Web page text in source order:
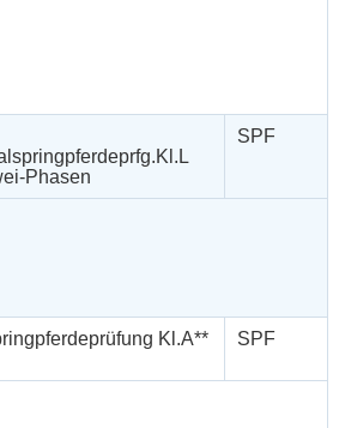
Phasen
SPF
Kl.A** SPF